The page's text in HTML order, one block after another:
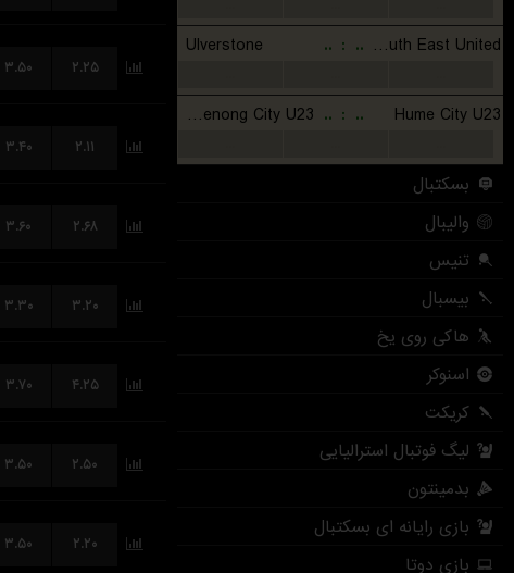
۳.۵۰ ۲.۲۵
۳.۴۰ ۲.۱۱
۳.۶۰ ۲.۶۸
۳.۳۰ ۳.۲۰
۳.۷۰ ۴.۲۵
۳.۵۰ ۲.۵۰
۳.۵۰ ۲.۲۰